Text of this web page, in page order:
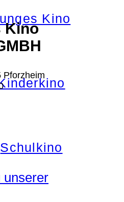
Kino
Schulkino
Kino
Pforzheim